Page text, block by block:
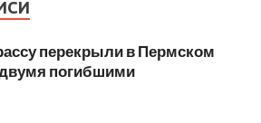
перекрыли в Пермском
двумя погибшими